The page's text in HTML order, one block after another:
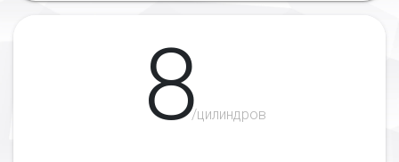
8/цилиндров